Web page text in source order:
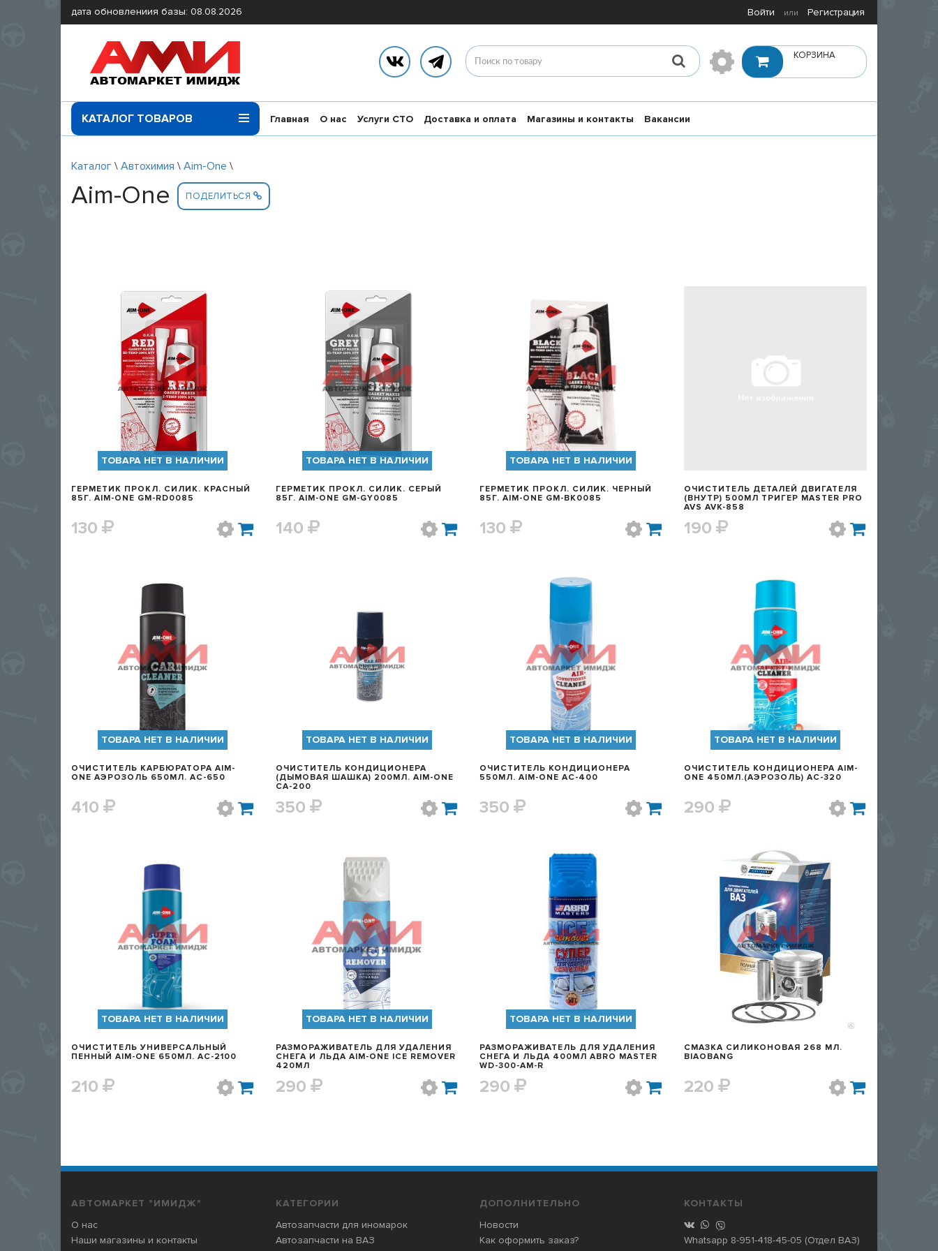
дата обновлениия базы: 08.08.2026 Войти или Регистрация
КОРЗИНА
КАТАЛОГ ТОВАРОВ Главная О нас Услуги СТО Доставка и оплата Магазины и контакты Вакансии
Каталог \ Автохимия \ Aim-One \
Aim-One ПОДЕЛИТЬСЯ
БЫСТРЫЙ ПРОСМОТР
ТОВАРА НЕТ В НАЛИЧИИ
ГЕРМЕТИК ПРОКЛ. СИЛИК. КРАСНЫЙ
85Г. AIM-ONE GM-RD0085
130
БЫСТРЫЙ ПРОСМОТР
ТОВАРА НЕТ В НАЛИЧИИ
ГЕРМЕТИК ПРОКЛ. СИЛИК. СЕРЫЙ
85Г. AIM-ONE GM-GY0085
140
БЫСТРЫЙ ПРОСМОТР
ТОВАРА НЕТ В НАЛИЧИИ
ГЕРМЕТИК ПРОКЛ. СИЛИК. ЧЕРНЫЙ
85Г. AIM-ONE GM-BK0085
130
ОЧИСТИТЕЛЬ ДЕТАЛЕЙ ДВИГАТЕЛЯ
(ВНУТР) 500МЛ ТРИГЕР MASTER PRO
AVS AVK-858
190
БЫСТРЫЙ ПРОСМОТР
ТОВАРА НЕТ В НАЛИЧИИ
ОЧИСТИТЕЛЬ КАРБЮРАТОРА AIM-
ONE АЭРОЗОЛЬ 650МЛ. AC-650
410
БЫСТРЫЙ ПРОСМОТР
ТОВАРА НЕТ В НАЛИЧИИ
ОЧИСТИТЕЛЬ КОНДИЦИОНЕРА
(ДЫМОВАЯ ШАШКА) 200МЛ. AIM-ONE
CA-200
350
БЫСТРЫЙ ПРОСМОТР
ТОВАРА НЕТ В НАЛИЧИИ
ОЧИСТИТЕЛЬ КОНДИЦИОНЕРА
550МЛ. AIM-ONE AC-400
350
БЫСТРЫЙ ПРОСМОТР
ТОВАРА НЕТ В НАЛИЧИИ
ОЧИСТИТЕЛЬ КОНДИЦИОНЕРА AIM-
ONE 450МЛ.(АЭРОЗОЛЬ) AC-320
290
БЫСТРЫЙ ПРОСМОТР
ТОВАРА НЕТ В НАЛИЧИИ
ОЧИСТИТЕЛЬ УНИВЕРСАЛЬНЫЙ
ПЕННЫЙ AIM-ONE 650МЛ. АС-2100
210
БЫСТРЫЙ ПРОСМОТР
ТОВАРА НЕТ В НАЛИЧИИ
РАЗМОРАЖИВАТЕЛЬ ДЛЯ УДАЛЕНИЯ
СНЕГА И ЛЬДА AIM-ONE ICE REMOVER
420МЛ
290
БЫСТРЫЙ ПРОСМОТР
ТОВАРА НЕТ В НАЛИЧИИ
РАЗМОРАЖИВАТЕЛЬ ДЛЯ УДАЛЕНИЯ
СНЕГА И ЛЬДА 400МЛ ABRO MASTER
WD-300-AM-R
290
БЫСТРЫЙ ПРОСМОТР
СМАЗКА СИЛИКОНОВАЯ 268 МЛ.
BIAOBANG
220
АВТОМАРКЕТ "ИМИДЖ"
О нас
Наши магазины и контакты
КАТЕГОРИИ
Автозапчасти для иномарок
Автозапчасти на ВАЗ
ДОПОЛНИТЕЛЬНО
Новости
Как оформить заказ?
КОНТАКТЫ
Whatsapp 8-951-418-45-05 (Отдел ВАЗ)